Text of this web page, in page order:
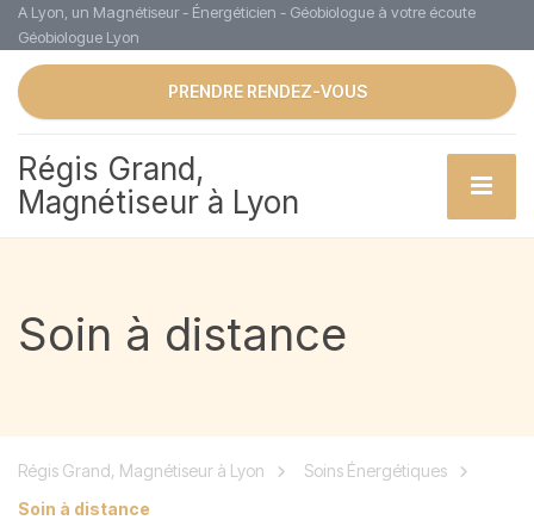
A Lyon, un Magnétiseur - Énergéticien - Géobiologue à votre écoute
Géobiologue Lyon
PRENDRE RENDEZ-VOUS
Régis Grand,
Magnétiseur à Lyon
Soin à distance
Régis Grand, Magnétiseur à Lyon
Soins Énergétiques
Soin à distance